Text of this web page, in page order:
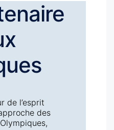
de l’esprit
des